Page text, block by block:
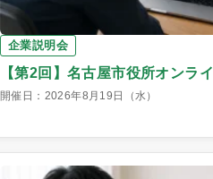
企業説明会
【第2回】名古屋市役所オンラ
開催日：2026年8月19日（水）